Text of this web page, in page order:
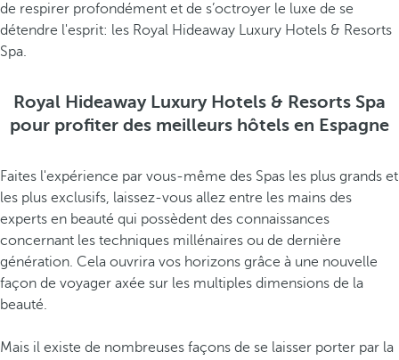
de respirer profondément et de s’octroyer le luxe de se
détendre l'esprit: les Royal Hideaway Luxury Hotels & Resorts
Spa.
Royal Hideaway Luxury Hotels & Resorts Spa
pour profiter des meilleurs hôtels en Espagne
Faites l'expérience par vous-même des Spas les plus grands et
les plus exclusifs, laissez-vous allez entre les mains des
experts en beauté qui possèdent des connaissances
concernant les techniques millénaires ou de dernière
génération. Cela ouvrira vos horizons grâce à une nouvelle
façon de voyager axée sur les multiples dimensions de la
beauté.
Mais il existe de nombreuses façons de se laisser porter par la